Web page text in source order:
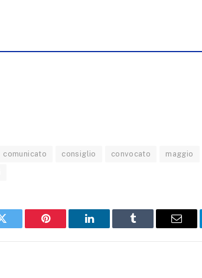
comunicato consiglio convocato maggio
Twitter Pinterest LinkedIn Tumblr Email